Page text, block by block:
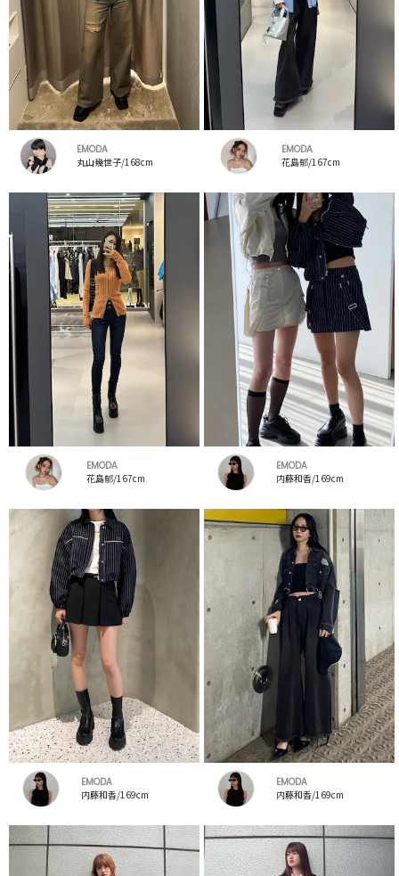
EMODA
丸山幾世子/168cm
EMODA
花島郁/167cm
EMODA
花島郁/167cm
EMODA
内藤和香/169cm
EMODA
内藤和香/169cm
EMODA
内藤和香/169cm